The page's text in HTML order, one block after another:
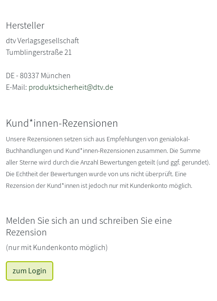
Hersteller
dtv Verlagsgesellschaft
Tumblingerstraße 21
DE - 80337 München
E-Mail: produktsicherheit@dtv.de
Kund*innen-Rezensionen
Unsere Rezensionen setzen sich aus Empfehlungen von genialokal-
Buchhandlungen und Kund*innen-Rezensionen zusammen. Die Summe
aller Sterne wird durch die Anzahl Bewertungen geteilt (und ggf. gerundet).
Die Echtheit der Bewertungen wurde von uns nicht überprüft. Eine
Rezension der Kund*innen ist jedoch nur mit Kundenkonto möglich.
Melden Sie sich an und schreiben Sie eine
Rezension
(nur mit Kundenkonto möglich)
zum Login